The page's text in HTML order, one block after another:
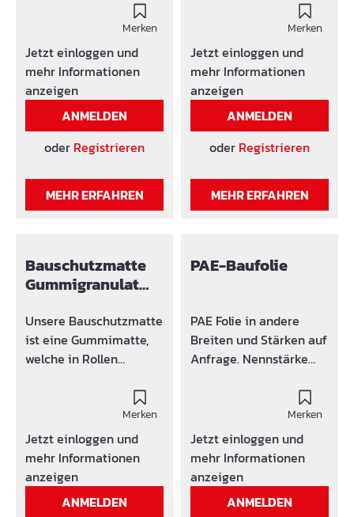
bekiesten, begehbaren,
befahrbaren sowie
begrüntenFlachdächern
eingesetzt. Was leisten
Geotex - Vliesstoffe?
Sie trennen Feinteile
Entwässerungsebene
hin und ermöglichen so
Oberflächenwässern Sie
verhindern bei hoher
Entwässerungsleistung
das Durchschwemmen
von Feinteilenbei
bekiesten und
dadurch Wasserstau auf
Flach-dächern und
Baukonstruktionen.
Merken
Jetzt einloggen und
mehr Informationen
anzeigen
ANMELDEN
oder Registrieren
MEHR ERFAHREN
Feinteilenund wird im
Flachdächern
eingesetzt. Die
thermische
Verfestigung ermöglicht
ein problemloses
Durchbohren bzw.
mechanischen
Befestigungen.
Merken
Jetzt einloggen und
mehr Informationen
anzeigen
ANMELDEN
oder Registrieren
MEHR ERFAHREN
Bauschutzmatte
Gummigranulat
Unsere Bauschutzmatte
ist eine Gummimatte,
welche in Rollen
Estrichen verwendet
wird. Die Verwendung
von hoch elastischen
Polymerbindemitteln
und der spezifischen
Merken
Jetzt einloggen und
mehr Informationen
anzeigen
ANMELDEN
PAE-Baufolie
PAE Folie in andere
Breiten und Stärken auf
Anfrage. Nennstärke
Merken
Jetzt einloggen und
mehr Informationen
anzeigen
ANMELDEN